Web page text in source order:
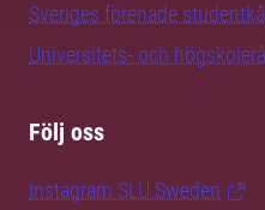
Sveriges förenade
Universitets- och
Följ oss
Instagram SLU.Sweden